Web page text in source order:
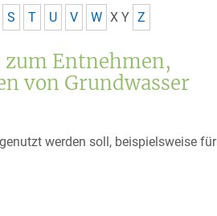
S T U V W X Y Z
zum Entnehmen,
von Grundwasser
werden soll, beispielsweise für